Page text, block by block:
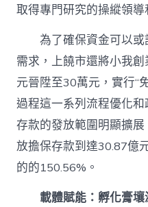
取得專門研究的操縱領導
為了確保資金可以
需求，上饒市還將小我
元晉陞至30萬元，實行“
過程這一系列流程優化
存款的發放範圍明顯擴
放擔保存款到達30.87億
的的150.56%。
載體賦能：孵化膏